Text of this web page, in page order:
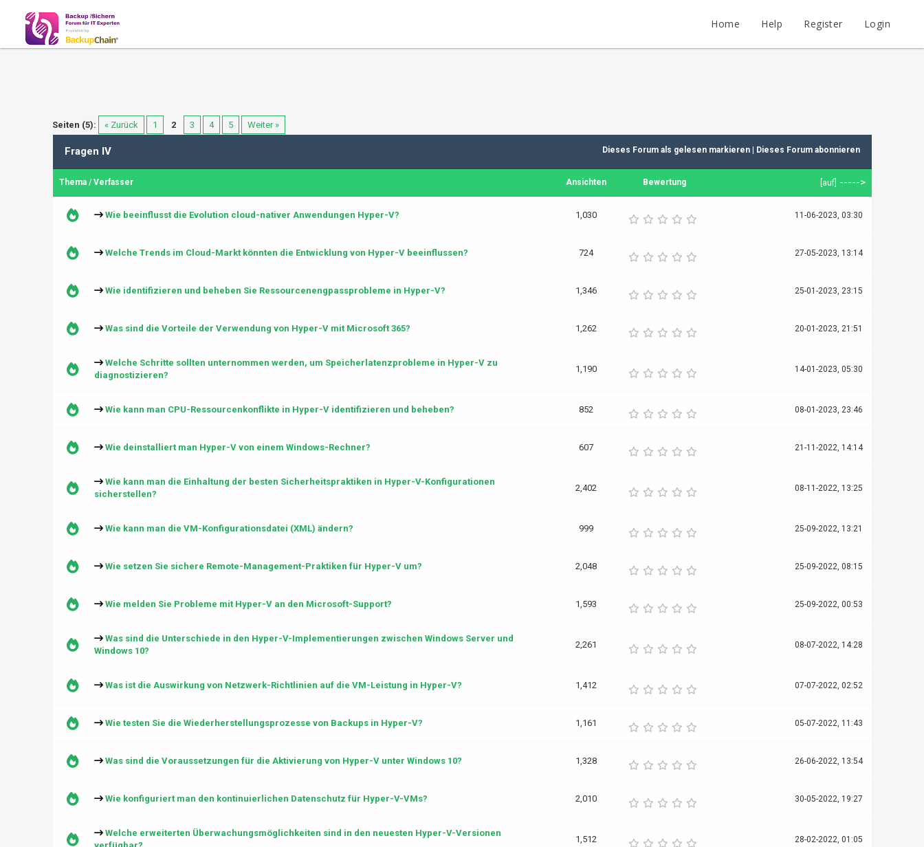
Home Help Register Login
Seiten (5): « Zurück 1 2 3 4 5 Weiter »
Dieses Forum als gelesen markieren| Dieses Forum abonnieren
Fragen IV
Thema/Verfasser Ansichten Bewertung auf] ----->
Wie beeinflusst die Evolution cloud-nativer Anwendungen Hyper-V? 1,030 11-06-2023, 03:30
Welche Trends im Cloud-Markt könnten die Entwicklung von Hyper-V beeinflussen? 724 27-05-2023, 13:14
Wie identifizieren und beheben Sie Ressourcenengpassprobleme in Hyper-V? 1,346 25-01-2023, 23:15
Was sind die Vorteile der Verwendung von Hyper-V mit Microsoft 365? 1,262 20-01-2023, 21:51
Welche Schritte sollten unternommen werden, um Speicherlatenzprobleme in Hyper-V zu
diagnostizieren?
1,190 14-01-2023, 05:30
Wie kann man CPU-Ressourcenkonflikte in Hyper-V identifizieren und beheben? 852 08-01-2023, 23:46
Wie deinstalliert man Hyper-V von einem Windows-Rechner? 607 21-11-2022, 14:14
Wie kann man die Einhaltung der besten Sicherheitspraktiken in Hyper-V-Konfigurationen
sicherstellen?
2,402 08-11-2022, 13:25
Wie kann man die VM-Konfigurationsdatei (XML) ändern? 999 25-09-2022, 13:21
Wie setzen Sie sichere Remote-Management-Praktiken für Hyper-V um? 2,048 25-09-2022, 08:15
Wie melden Sie Probleme mit Hyper-V an den Microsoft-Support? 1,593 25-09-2022, 00:53
Was sind die Unterschiede in den Hyper-V-Implementierungen zwischen Windows Server und
Windows 10?
2,261 08-07-2022, 14:28
Was ist die Auswirkung von Netzwerk-Richtlinien auf die VM-Leistung in Hyper-V? 1,412 07-07-2022, 02:52
Wie testen Sie die Wiederherstellungsprozesse von Backups in Hyper-V? 1,161 05-07-2022, 11:43
Was sind die Voraussetzungen für die Aktivierung von Hyper-V unter Windows 10? 1,328 26-06-2022, 13:54
Wie konfiguriert man den kontinuierlichen Datenschutz für Hyper-V-VMs? 2,010 30-05-2022, 19:27
Welche erweiterten Überwachungsmöglichkeiten sind in den neuesten Hyper-V-Versionen
1,512 28-02-2022, 01:05